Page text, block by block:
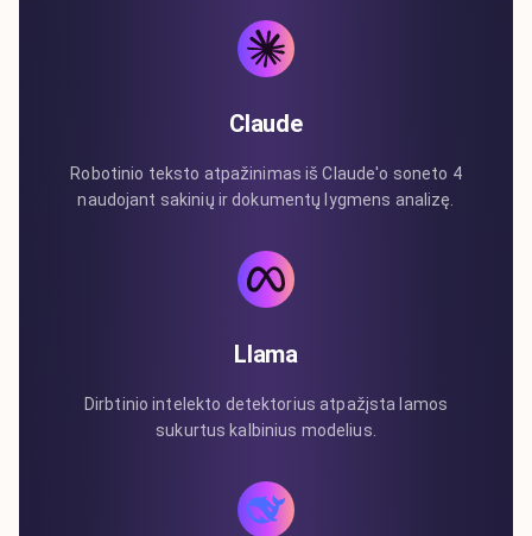
Claude
Robotinio teksto atpažinimas iš Claude'o soneto 4
naudojant sakinių ir dokumentų lygmens analizę.
Llama
Dirbtinio intelekto detektorius atpažįsta lamos
sukurtus kalbinius modelius.